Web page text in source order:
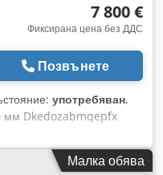
7 800 €
Фиксирана цена без ДДС
Позвънете
употребяван,
мм Dkedozabmqepfx
Кръгло 180 мм,
мм Капацитет на
мм, Квадратно 150 мм,
Малка обява